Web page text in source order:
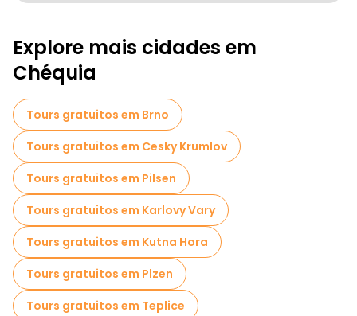
Passeios de Pub Crawl em Praga
Atividades esportivas em Praga
Passeios autoguiados em Praga
Jogos de fuga em Praga
Visitas gratuitas à guerra em Praga
Visitas gratuitas aos bairros judeus em Praga
Bilhetes de entrada em Praga
Cruzeiros em Praga
Explore mais cidades em
Chéquia
Tours gratuitos em Brno
Tours gratuitos em Cesky Krumlov
Tours gratuitos em Pilsen
Tours gratuitos em Karlovy Vary
Tours gratuitos em Kutna Hora
Tours gratuitos em Plzen
Tours gratuitos em Teplice